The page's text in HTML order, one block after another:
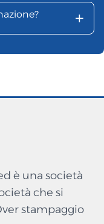
+
è una società
che si
stampaggio